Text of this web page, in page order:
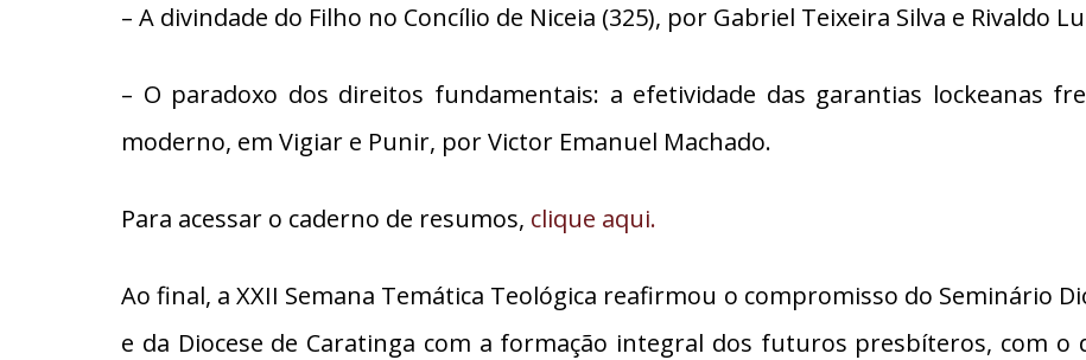
– A divindade do Filho no Concílio de Niceia (325), por Gabriel Teixeira Silva e Rivaldo
– O paradoxo dos direitos fundamentais: a efetividade das garantias lockeanas
moderno, em Vigiar e Punir, por Victor Emanuel Machado.
Para acessar o caderno de resumos, clique aqui.
Ao final, a XXII Semana Temática Teológica reafirmou o compromisso do Seminário
e da Diocese de Caratinga com a formação integral dos futuros presbíteros, com